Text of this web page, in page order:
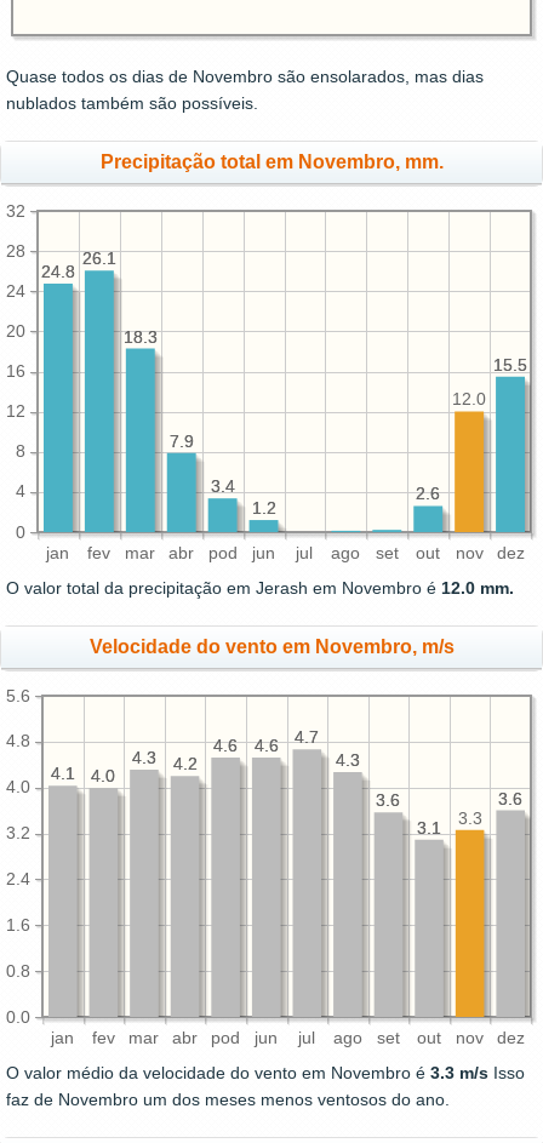
Quase todos os dias de Novembro são ensolarados, mas dias
nublados também são possíveis.
Precipitação total em Novembro, mm.
jan fev mar abr pod jun jul ago set out nov dez
0
4
8
12
16
20
24
28
32
15.5
2.6
1.2
3.4
7.9
18.3
26.1
24.8
15.5
12.0
2.6
1.2
3.4
7.9
18.3
26.1
24.8
O valor total da precipitação em Jerash em Novembro é 12.0 mm.
Velocidade do vento em Novembro, m/s
jan fev mar abr pod jun jul ago set out nov dez
0.0
0.8
1.6
2.4
3.2
4.0
4.8
5.6
3.6
3.1
3.6
4.3
4.7
4.6
4.6
4.2
4.3
4.0
4.1
3.6
3.3
3.1
3.6
4.3
4.7
4.6
4.6
4.2
4.3
4.0
4.1
O valor médio da velocidade do vento em Novembro é 3.3 m/s Isso
faz de Novembro um dos meses menos ventosos do ano.